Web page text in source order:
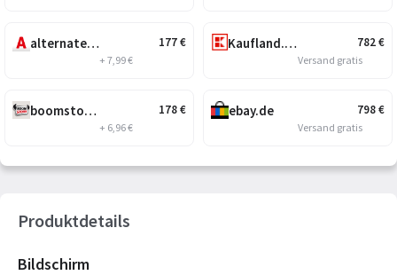
177€
alternate.de
+ 7,99 €
178€
boomstore.de
+ 6,96 €
782€
Kaufland.de
Versand gratis
798€
ebay.de
Versand gratis
Produktdetails
Bildschirm